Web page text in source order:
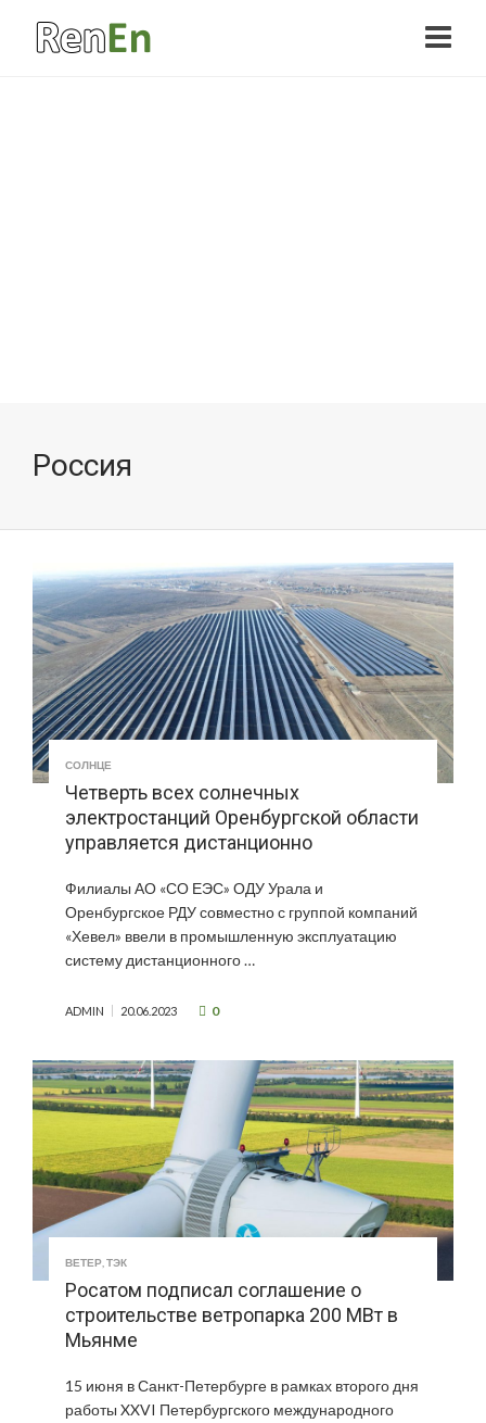
Россия
СОЛНЦЕ
Четверть всех солнечных
электростанций Оренбургской области
управляется дистанционно
Филиалы АО «СО ЕЭС» ОДУ Урала и
Оренбургское РДУ совместно с группой компаний
«Хевел» ввели в промышленную эксплуатацию
систему дистанционного …
ADMIN 20.06.2023 0
ВЕТЕР,ТЭК
Росатом подписал соглашение о
строительстве ветропарка 200 МВт в
Мьянме
15 июня в Санкт-Петербурге в рамках второго дня
работы XXVI Петербургского международного